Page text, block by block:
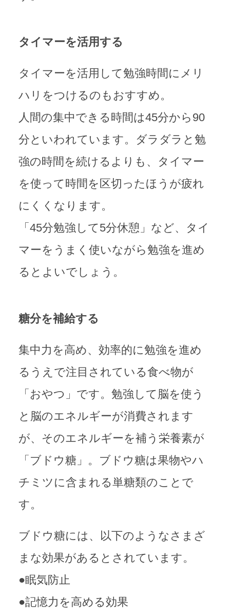
タイマーを活用する
タイマーを活用して勉強時間にメリ
ハリをつけるのもおすすめ。
人間の集中できる時間は45分から90
分といわれています。ダラダラと勉
強の時間を続けるよりも、タイマー
を使って時間を区切ったほうが疲れ
にくくなります。
「45分勉強して5分休憩」など、タイ
マーをうまく使いながら勉強を進め
るとよいでしょう。
糖分を補給する
集中力を高め、効率的に勉強を進め
るうえで注目されている食べ物が
「おやつ」です。勉強して脳を使う
と脳のエネルギーが消費されます
が、そのエネルギーを補う栄養素が
「ブドウ糖」。ブドウ糖は果物やハ
チミツに含まれる単糖類のことで
す。
ブドウ糖には、以下のようなさまざ
まな効果があるとされています。
●眠気防止
●記憶力を高める効果